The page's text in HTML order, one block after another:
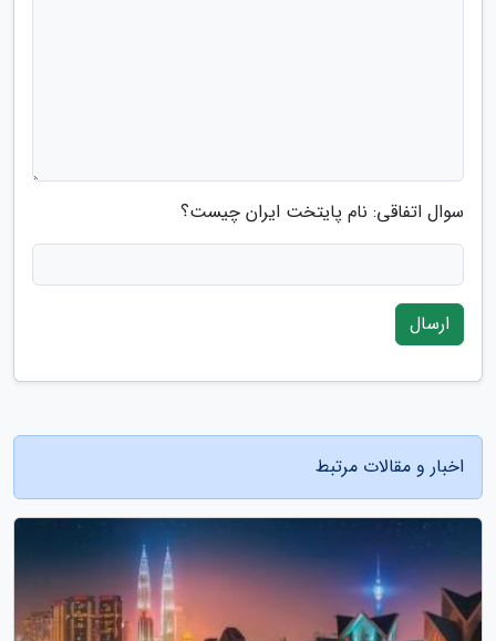
سوال اتفاقی: نام پایتخت ایران چیست؟
ارسال
اخبار و مقالات مرتبط